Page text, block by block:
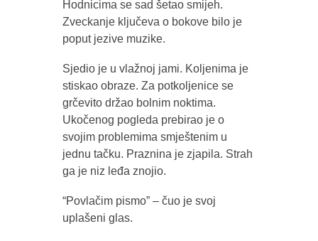
Hodnicima se sad šetao smijeh.
Zveckanje ključeva o bokove bilo je
poput jezive muzike.
Sjedio je u vlažnoj jami. Koljenima je
stiskao obraze. Za potkoljenice se
grčevito držao bolnim noktima.
Ukočenog pogleda prebirao je o
svojim problemima smještenim u
jednu tačku. Praznina je zjapila. Strah
ga je niz leđa znojio.
“Povlačim pismo” – čuo je svoj
uplašeni glas.